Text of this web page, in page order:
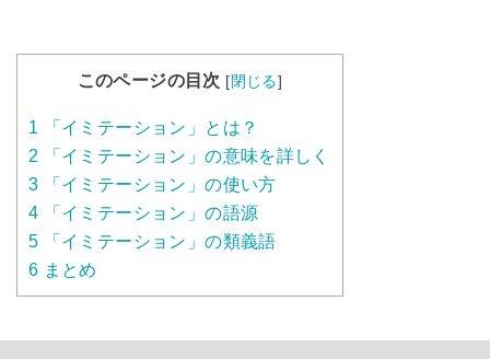
このページの目次 [閉じる]
1 「イミテーション」とは？
2 「イミテーション」の意味を詳しく
3 「イミテーション」の使い方
4 「イミテーション」の語源
5 「イミテーション」の類義語
6 まとめ